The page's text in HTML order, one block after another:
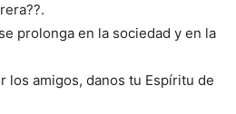
prolonga en la sociedad y en la
los amigos, danos tu Espíritu de